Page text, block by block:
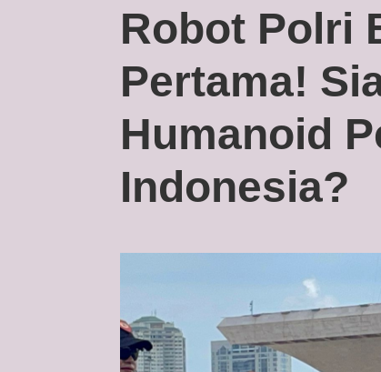
Robot Polri
Pertama!
Humanoid
Indonesia?